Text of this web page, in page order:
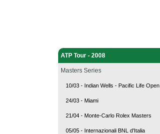
ATP Tour - 2008
Masters Series
10/03 - Indian Wells - Pacific Life Open
24/03 - Miami
21/04 - Monte-Carlo Rolex Masters
05/05 - Internazionali BNL d'Italia